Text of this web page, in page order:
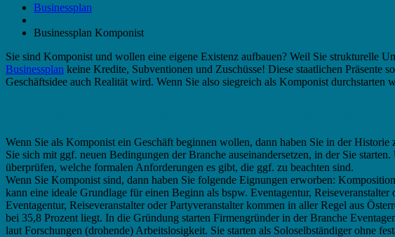
Businessplan
Businessplan Komponist
Sie sind Komponist und wollen eine eigene Existenz aufbauen? Weil Sie strukturelle
Businessplan keine Kredite, Subventionen und Zuschüsse! Diese staatlichen Präsente
Geschäftsidee auch Realität wird. Wenn Sie also siegreich als Komponist durchstarten
Wenn Sie als Komponist ein Geschäft beginnen wollen, dann haben Sie in der
Sie sich mit ggf. neuen Bedingungen der Branche auseinandersetzen, in der Sie
überprüfen, welche formalen Anforderungen es gibt, die ggf. zu beachten sind.
Wenn Sie Komponist sind, dann haben Sie folgende Eignungen erworben:
kann eine ideale Grundlage für einen Beginn als bspw. Eventagentur,
Eventagentur, Reiseveranstalter oder Partyveranstalter kommen in aller Regel aus
bei 35,8 Prozent liegt. In die Gründung starten Firmengründer in der Branche
laut Forschungen (drohende) Arbeitslosigkeit. Sie starten als Soloselbständiger ohne